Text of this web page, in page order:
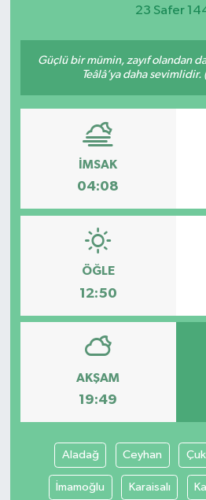
23 Safer
Güçlü bir mümin, zayıf olandan
Teâlâ’ya daha
İMSAK
04:08
ÖĞLE
12:50
AKŞAM
19:49
Aladağ Ceyhan
İmamoğlu Karaisalı
Gündem
Kültür-Sanat
Magazin
Resmi İlan
Siyaset
Teknoloji
Yaşam
Haber Arşivi